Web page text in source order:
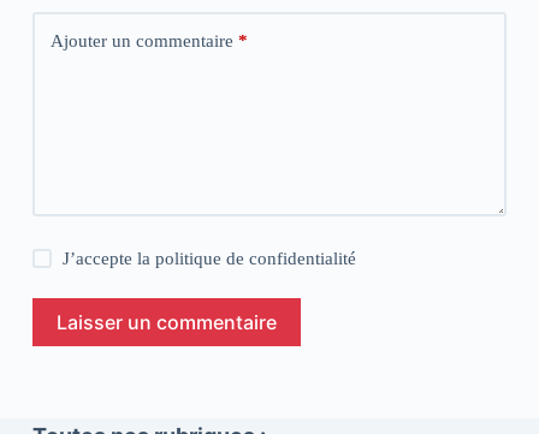
Ajouter un commentaire *
J’accepte lapolitique de confidentialité
Laisser un commentaire